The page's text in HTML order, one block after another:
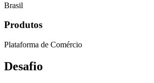
Brasil
Produtos
Plataforma de Comércio
Desafio